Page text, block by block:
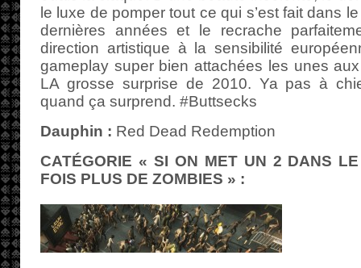
le luxe de pomper tout ce qui s’est fait dans
dernières années et le recrache
direction artistique à la sensibilité
gameplay super bien attachées les unes
LA grosse surprise de 2010. Ya pas à
quand ça surprend. #Buttsecks
Dauphin : Red Dead Redemption
CATÉGORIE « SI ON MET UN 2 DANS
FOIS PLUS DE ZOMBIES » :